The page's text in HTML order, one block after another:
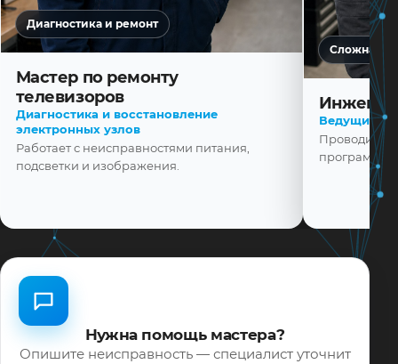
Диагностика и ремонт
Мастер по ремонту
телевизоров
Диагностика и восстановление
электронных узлов
Работает с неисправностями питания,
подсветки и изображения.
Сложная
Ведущий
Проводит
Нужна помощь мастера?
Опишите неисправность — специалист уточнит